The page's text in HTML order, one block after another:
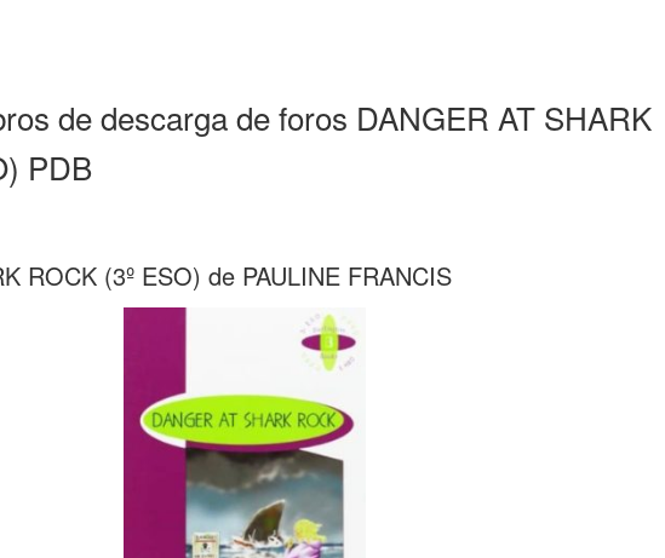
de descarga de foros DANGER AT SHARK
PDB
ROCK (3º ESO) de PAULINE FRANCIS